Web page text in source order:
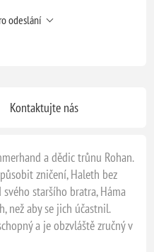
odeslání
Kontaktujte nás
a dědic trůnu Rohan.
zničení, Haleth bez
staršího bratra, Háma
než aby se jich účastnil.
a je obzvláště zručný v